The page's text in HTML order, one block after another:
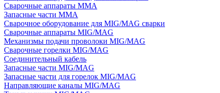
Сварочные аппараты MMA
Запасные части MMA
Сварочное оборудование для MIG/MAG сварки
Сварочные аппараты MIG/MAG
Механизмы подачи проволоки MIG/MAG
Сварочные горелки MIG/MAG
Соединительный кабель
Запасные части MIG/MAG
Запасные части для горелок MIG/MAG
Направляющие каналы MIG/MAG